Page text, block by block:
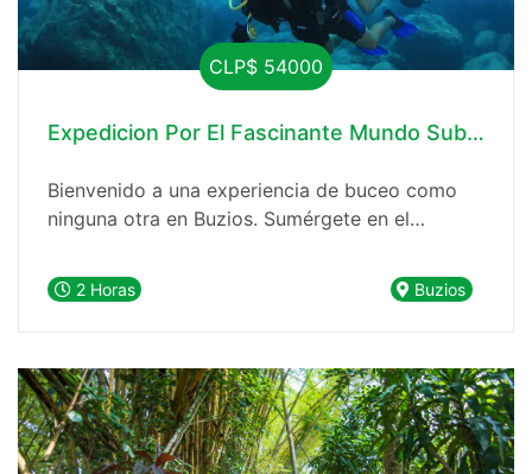
CLP$ 54000
Expedicion Por El Fascinante Mundo
Bienvenido a una experiencia de buceo como
ninguna otra en Buzios. Sumérgete en el
Fernandinho, el mejor punto de la península de
Buzios, y descubre un mundo submarino lleno
2 Horas Buzios